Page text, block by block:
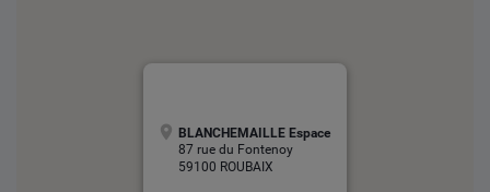
BLANCHEMAILLE Espace
87 rue du Fontenoy
59100 ROUBAIX